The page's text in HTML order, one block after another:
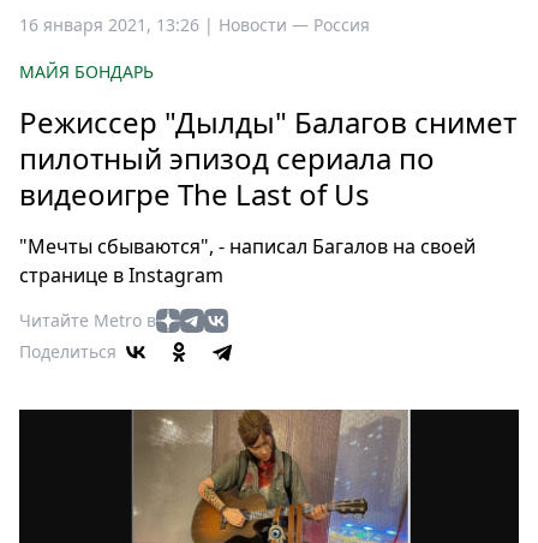
Все
Петербург
Россия
Мир
Здоровье
Туризм
Мода
Театр
Кино
Книги
Выставки
Пресс-
релизы
16 января 2021, 13:26 | Новости — Россия
МАЙЯ БОНДАРЬ
Режиссер "Дылды" Балагов снимет
пилотный эпизод сериала по
видеоигре The Last of Us
"Мечты сбываются", - написал Багалов на своей
странице в Instagram
Читайте Metro в
Поделиться